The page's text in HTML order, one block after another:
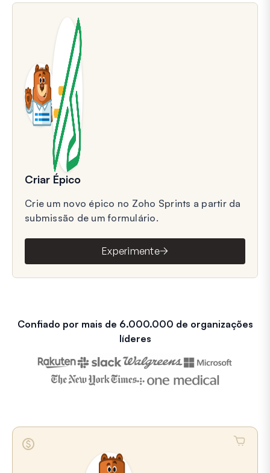
Criar Épico
Crie um novo épico no Zoho Sprints a partir da
submissão de um formulário.
Experimente
Confiado por mais de 6.000.000 de organizações
líderes